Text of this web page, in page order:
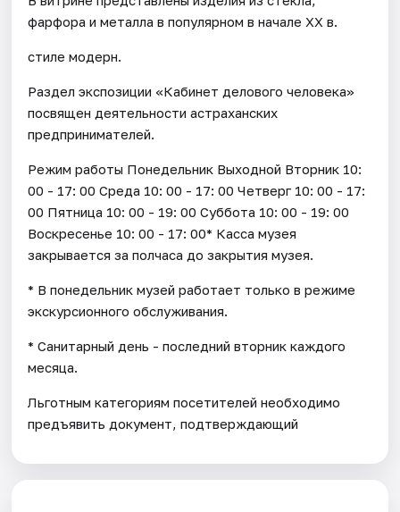
фарфора и металла в популярном в начале XX в.
стиле модерн.
Раздел экспозиции «Кабинет делового человека»
посвящен деятельности астраханских
предпринимателей.
Режим работы Понедельник Выходной Вторник 10:
00 - 17: 00 Среда 10: 00 - 17: 00 Четверг 10: 00 - 17:
00 Пятница 10: 00 - 19: 00 Суббота 10: 00 - 19: 00
Воскресенье 10: 00 - 17: 00* Касса музея
закрывается за полчаса до закрытия музея.
* В понедельник музей работает только в режиме
экскурсионного обслуживания.
* Санитарный день - последний вторник каждого
месяца.
Льготным категориям посетителей необходимо
предъявить документ, подтверждающий